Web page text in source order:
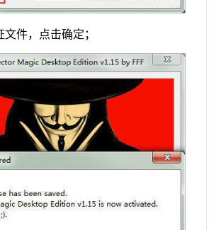
件，点击确定；